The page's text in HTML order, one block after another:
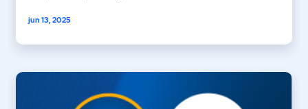
jun 13, 2025